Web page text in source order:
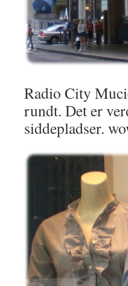
Radio City
rundt. Det er
siddepladser.